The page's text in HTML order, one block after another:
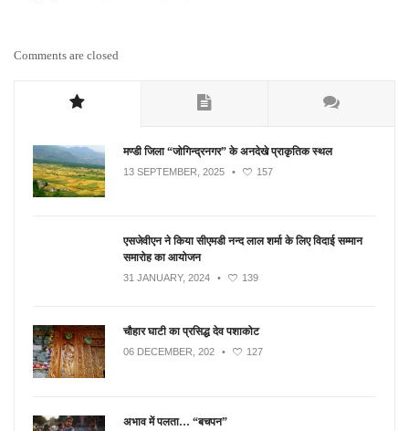
Comments are closed
मण्डी जिला “जोगिन्द्रनगर” के अनदेखे प्राकृतिक स्थल
13 SEPTEMBER, 2025 • 157
एसजेवीएन ने किया सीएमडी नन्‍द लाल शर्मा के लिए विदाई सम्मान
समारोह का आयोजन
31 JANUARY, 2024 • 139
चौहार घाटी का प्रसिद्ध देव पशाकोट
06 DECEMBER, 202 • 127
अभाव में पलता… “बचपन”